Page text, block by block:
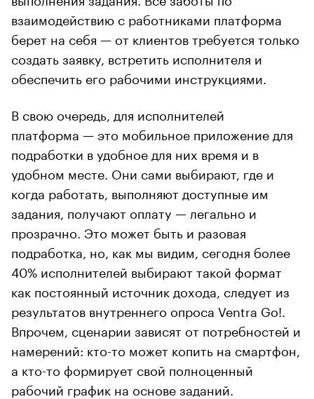
взаимодействию с работниками платформа
берет на себя — от клиентов требуется только
создать заявку, встретить исполнителя и
обеспечить его рабочими инструкциями.
В свою очередь, для исполнителей
платформа — это мобильное приложение для
подработки в удобное для них время и в
удобном месте. Они сами выбирают, где и
когда работать, выполняют доступные им
задания, получают оплату — легально и
прозрачно. Это может быть и разовая
подработка, но, как мы видим, сегодня более
40% исполнителей выбирают такой формат
как постоянный источник дохода, следует из
результатов внутреннего опроса Ventra Go!.
Впрочем, сценарии зависят от потребностей и
намерений: кто-то может копить на смартфон,
а кто-то формирует свой полноценный
рабочий график на основе заданий.